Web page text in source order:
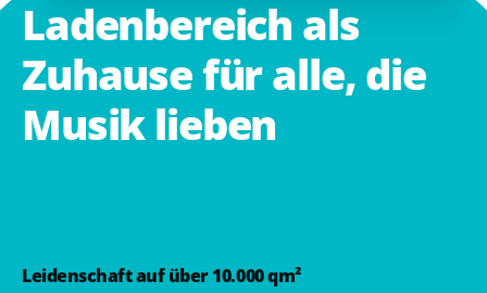
Ladenbereich als
Zuhausefüralle,die
Musik lieben
Leidenschaft auf über 10.000 qm²